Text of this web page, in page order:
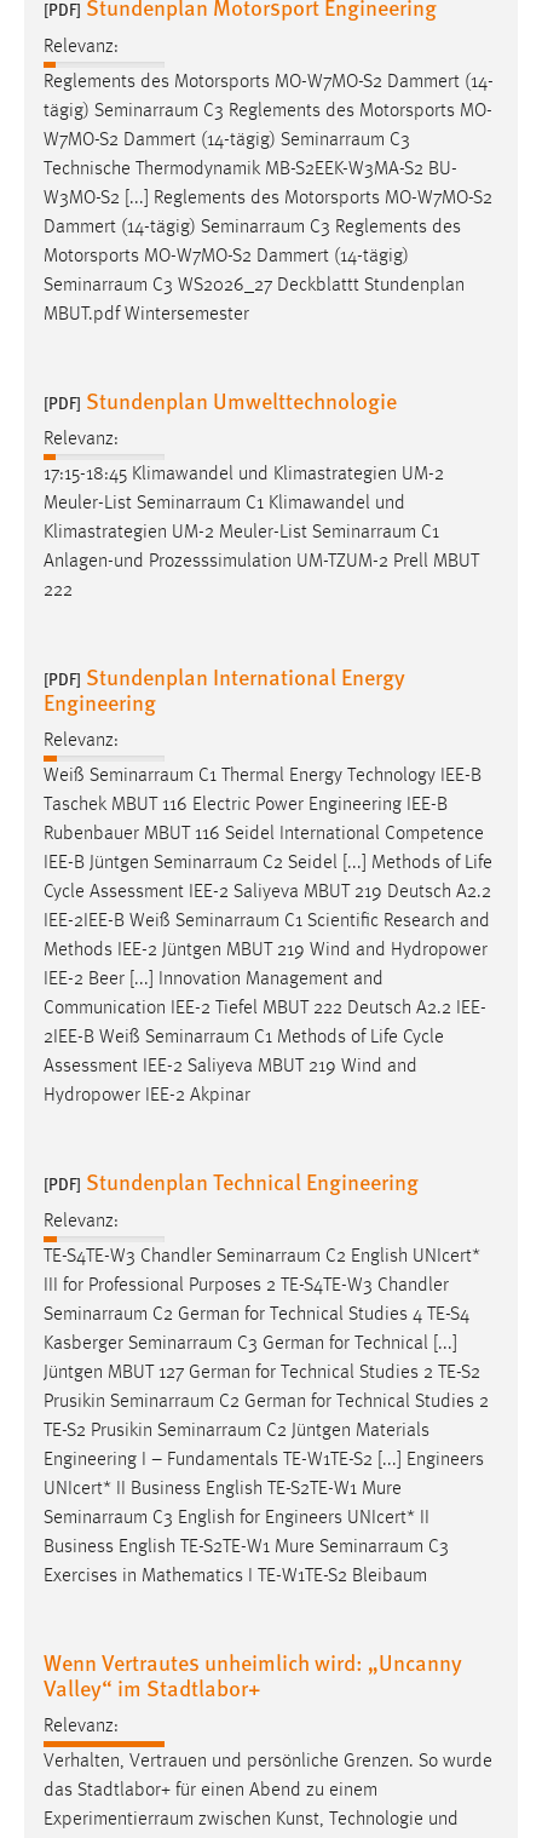
[PDF] Stundenplan Motorsport Engineering
Relevanz:
Reglements des Motorsports MO-W7MO-S2 Dammert (14-
tägig) Seminarraum C3 Reglements des Motorsports MO-
W7MO-S2 Dammert (14-tägig) Seminarraum C3
Technische Thermodynamik MB-S2EEK-W3MA-S2 BU-
W3MO-S2 [...] Reglements des Motorsports MO-W7MO-S2
Dammert (14-tägig) Seminarraum C3 Reglements des
Motorsports MO-W7MO-S2 Dammert (14-tägig)
Seminarraum C3 WS2026_27 Deckblattt Stundenplan
MBUT.pdf Wintersemester
[PDF] Stundenplan Umwelttechnologie
Relevanz:
17:15-18:45 Klimawandel und Klimastrategien UM-2
Meuler-List Seminarraum C1 Klimawandel und
Klimastrategien UM-2 Meuler-List Seminarraum C1
Anlagen-und Prozesssimulation UM-TZUM-2 Prell MBUT
222
[PDF] Stundenplan International Energy
Engineering
Relevanz:
Weiß Seminarraum C1 Thermal Energy Technology IEE-B
Taschek MBUT 116 Electric Power Engineering IEE-B
Rubenbauer MBUT 116 Seidel International Competence
IEE-B Jüntgen Seminarraum C2 Seidel [...] Methods of Life
Cycle Assessment IEE-2 Saliyeva MBUT 219 Deutsch A2.2
IEE-2IEE-B Weiß Seminarraum C1 Scientific Research and
Methods IEE-2 Jüntgen MBUT 219 Wind and Hydropower
IEE-2 Beer [...] Innovation Management and
Communication IEE-2 Tiefel MBUT 222 Deutsch A2.2 IEE-
2IEE-B Weiß Seminarraum C1 Methods of Life Cycle
Assessment IEE-2 Saliyeva MBUT 219 Wind and
Hydropower IEE-2 Akpinar
[PDF] Stundenplan Technical Engineering
Relevanz:
TE-S4TE-W3 Chandler Seminarraum C2 English UNIcert*
III for Professional Purposes 2 TE-S4TE-W3 Chandler
Seminarraum C2 German for Technical Studies 4 TE-S4
Kasberger Seminarraum C3 German for Technical [...]
Jüntgen MBUT 127 German for Technical Studies 2 TE-S2
Prusikin Seminarraum C2 German for Technical Studies 2
TE-S2 Prusikin Seminarraum C2 Jüntgen Materials
Engineering I – Fundamentals TE-W1TE-S2 [...] Engineers
UNIcert* II Business English TE-S2TE-W1 Mure
Seminarraum C3 English for Engineers UNIcert* II
Business English TE-S2TE-W1 Mure Seminarraum C3
Exercises in Mathematics I TE-W1TE-S2 Bleibaum
Wenn Vertrautes unheimlich wird: „Uncanny
Valley“ im Stadtlabor+
Relevanz:
Verhalten, Vertrauen und persönliche Grenzen. So wurde
das Stadtlabor+ für einen Abend zu einem
Experimentierraum zwischen Kunst, Technologie und
EXTERNE MEDIEN
Um Inhalte von Videoplattformen und Social Media
Plattformen anzeigen zu können, werden von diesen
externen Medien Cookies gesetzt.
YouTube
Vimeo